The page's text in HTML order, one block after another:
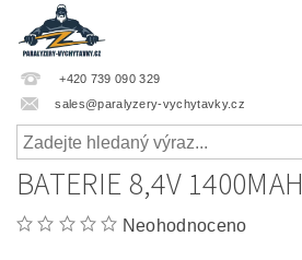
+420 739 090 329
sales@paralyzery-vychytavky.cz
BATERIE 8,4V 1400MAH
Neohodnoceno